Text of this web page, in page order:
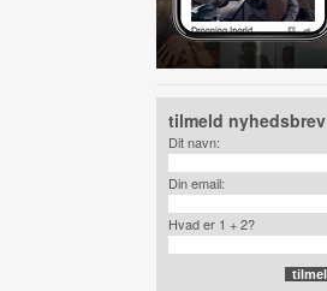
tilmeld nyhedsbrev
Dit navn:
Din email:
Hvad er 1 + 2?